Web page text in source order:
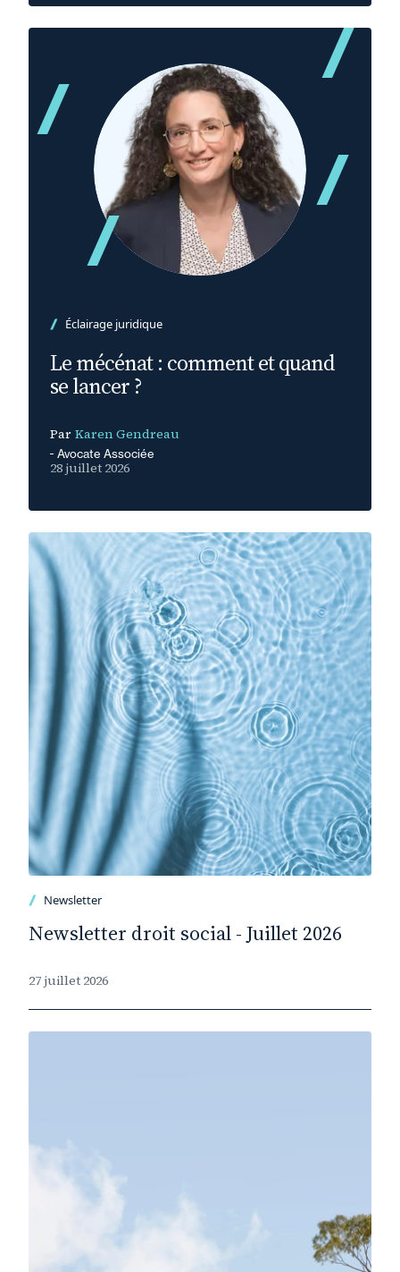
Éclairage juridique
Le mécénat : comment et quand
se lancer ?
Par Karen Gendreau
Avocate Associée
28 juillet 2026
Newsletter
Newsletter droit social - Juillet 2026
27 juillet 2026